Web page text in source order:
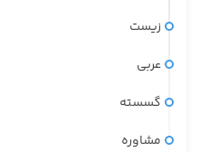
زیست
عربی
گسسته
مشاوره